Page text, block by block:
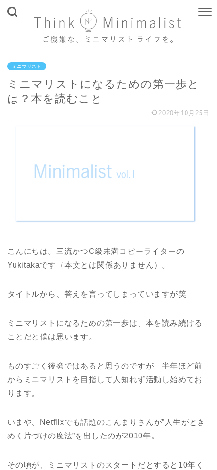
ミニマリスト
ミニマリストになるための第一歩と
は？本を読むこと
2020年10月25日
こんにちは。三流かつC級未満コピーライターの
Yukitakaです（本文とは関係ありません）。
タイトルから、答えを言ってしまっていますが笑
ミニマリストになるための第一歩は、本を読み続ける
ことだと僕は思います。
ものすごく後発ではあると思うのですが、半年ほど前
からミニマリストを目指して人知れず活動し始めてお
ります。
いまや、Netflixでも話題のこんまりさんが”人生がとき
めく片づけの魔法”を出したのが2010年。
その頃が、ミニマリストのスタートだとすると10年く